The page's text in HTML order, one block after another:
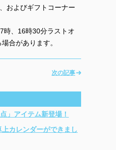
およびギフトコーナー
時、16時30分ラストオ
合があります。
次の記事
」アイテム新登場！
カレンダーができまし